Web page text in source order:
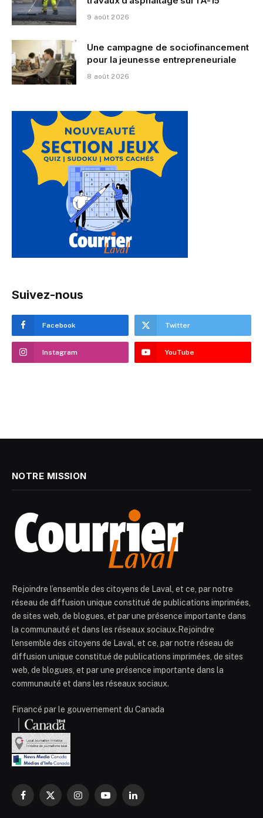
9 août 2026
Une campagne de sociofinancement
pour la jeunesse entrepreneuriale
8 août 2026
Suivez-nous
Facebook Twitter
Instagram YouTube
NOTRE MISSION
Rejoindre l’ensemble des citoyens de Laval, et ce, par notre
réseau de diffusion unique constitué de publications imprimées,
de sites web, de blogues, et par une présence importante dans
la communauté et dans les réseaux sociaux.Rejoindre
l’ensemble des citoyens de Laval, et ce, par notre réseau de
diffusion unique constitué de publications imprimées, de sites
web, de blogues, et par une présence importante dans la
communauté et dans les réseaux sociaux.
Financé par le gouvernement du Canada
Facebook
X
InstagramYouTubeLinkedIn